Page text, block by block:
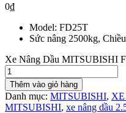
0₫
Model: FD25T
Sức nâng 2500kg,
Xe Nâng Dầu MITSUBISHI
Thêm vào giỏ hàng
Danh mục: MITSUBISHI,
MITSUBISHI, xe nâng dầu